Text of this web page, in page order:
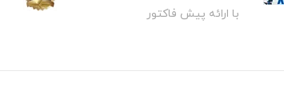
با ارائه پیش فاکتور